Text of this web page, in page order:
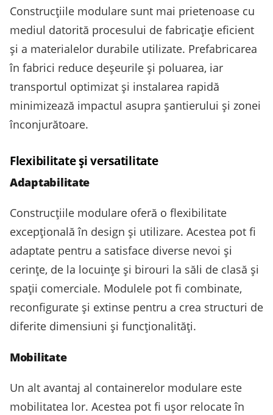
Construcțiile modulare sunt mai prietenoase cu
mediul datorită procesului de fabricație eficient
și a materialelor durabile utilizate. Prefabricarea
în fabrici reduce deșeurile și poluarea, iar
transportul optimizat și instalarea rapidă
minimizează impactul asupra șantierului și zonei
înconjurătoare.
Flexibilitate și versatilitate
Adaptabilitate
Construcțiile modulare oferă o flexibilitate
excepțională în design și utilizare. Acestea pot fi
adaptate pentru a satisface diverse nevoi și
cerințe, de la locuințe și birouri la săli de clasă și
spații comerciale. Modulele pot fi combinate,
reconfigurate și extinse pentru a crea structuri de
diferite dimensiuni și funcționalități.
Mobilitate
Un alt avantaj al containerelor modulare este
mobilitatea lor. Acestea pot fi ușor relocate în